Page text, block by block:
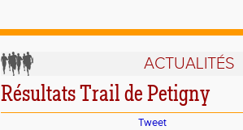
ACTUALITÉS
Résultats Trail de Petigny
Tweet